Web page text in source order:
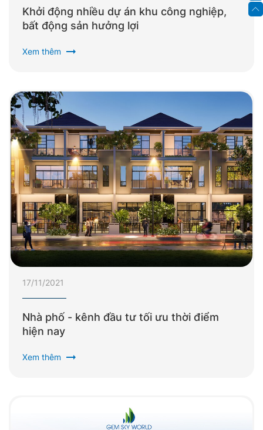
Khởi động nhiều dự án khu công nghiệp,
bất động sản hưởng lợi
Xem thêm arrow_right_alt
17/11/2021
Nhà phố - kênh đầu tư tối ưu thời điểm
hiện nay
Xem thêm arrow_right_alt